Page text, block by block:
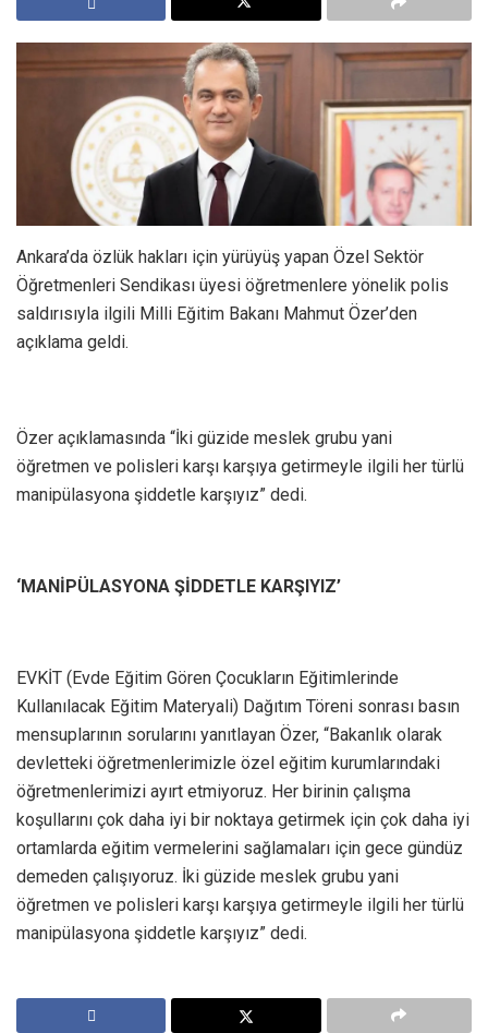
Ankara’da özlük hakları için yürüyüş yapan Özel Sektör
Öğretmenleri Sendikası üyesi öğretmenlere yönelik polis
saldırısıyla ilgili Milli Eğitim Bakanı Mahmut Özer’den
açıklama geldi.
Özer açıklamasında “İki güzide meslek grubu yani
öğretmen ve polisleri karşı karşıya getirmeyle ilgili her türlü
manipülasyona şiddetle karşıyız” dedi.
‘MANİPÜLASYONA ŞİDDETLE KARŞIYIZ’
EVKİT (Evde Eğitim Gören Çocukların Eğitimlerinde
Kullanılacak Eğitim Materyali) Dağıtım Töreni sonrası basın
mensuplarının sorularını yanıtlayan Özer, “Bakanlık olarak
devletteki öğretmenlerimizle özel eğitim kurumlarındaki
öğretmenlerimizi ayırt etmiyoruz. Her birinin çalışma
koşullarını çok daha iyi bir noktaya getirmek için çok daha iyi
ortamlarda eğitim vermelerini sağlamaları için gece gündüz
demeden çalışıyoruz. İki güzide meslek grubu yani
öğretmen ve polisleri karşı karşıya getirmeyle ilgili her türlü
manipülasyona şiddetle karşıyız” dedi.